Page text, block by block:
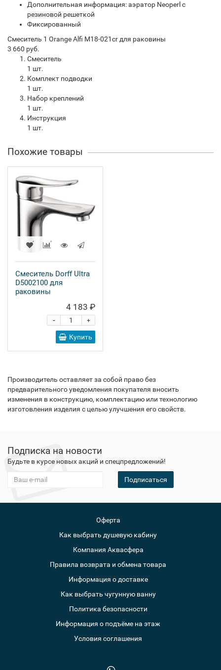
Дополнительная информация: аэратор Neoperl с
резиновой решеткой
Фиксированный
Смеситель 1 Orange Alfi M18-021cr для раковины
3 660 руб.
Смеситель
1 шт.
Комплект подводки
1 шт.
Набор креплений
1 шт.
Инструкция
1 шт.
Похожие товары
Смеситель Dorff Ultra
D5002100 для
раковины
4 183 ₽
+
-
Купить
Производитель оставляет за собой право без
предварительного уведомления покупателя вносить
изменения в конструкцию, комплектацию или технологию
изготовления изделия с целью улучшения его свойств.
Подписка на новости
Будьте в курсе новых акций и спецпредложений!
Подписаться
Оферта
Как выбрать душевую кабину
Компания Аквасфера
Правила возврата и обмена товара
Информация о доставке
Как выбрать чугунную ванну
Политика безопасности
Информация о подъёме на этаж
Условия соглашения